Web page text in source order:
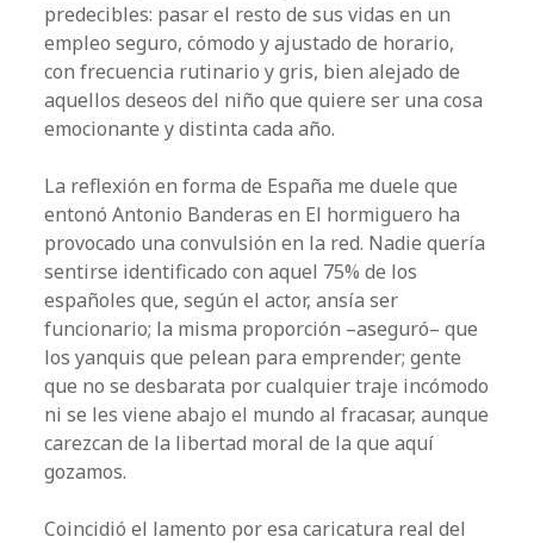
predecibles: pasar el resto de sus vidas en un
empleo seguro, cómodo y ajustado de horario,
con frecuencia rutinario y gris, bien alejado de
aquellos deseos del niño que quiere ser una cosa
emocionante y distinta cada año.
La reflexión en forma de España me duele que
entonó Antonio Banderas en El hormiguero ha
provocado una convulsión en la red. Nadie quería
sentirse identificado con aquel 75% de los
españoles que, según el actor, ansía ser
funcionario; la misma proporción –aseguró– que
los yanquis que pelean para emprender; gente
que no se desbarata por cualquier traje incómodo
ni se les viene abajo el mundo al fracasar, aunque
carezcan de la libertad moral de la que aquí
gozamos.
Coincidió el lamento por esa caricatura real del